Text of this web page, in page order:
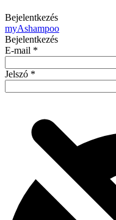
Bejelentkezés
myAshampoo
Bejelentkezés
E-mail *
Jelszó *